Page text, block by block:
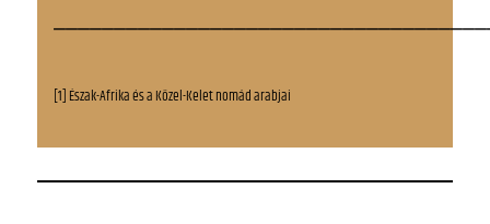
[1] Észak-Afrika és a Közel-Kelet nomád arabjai